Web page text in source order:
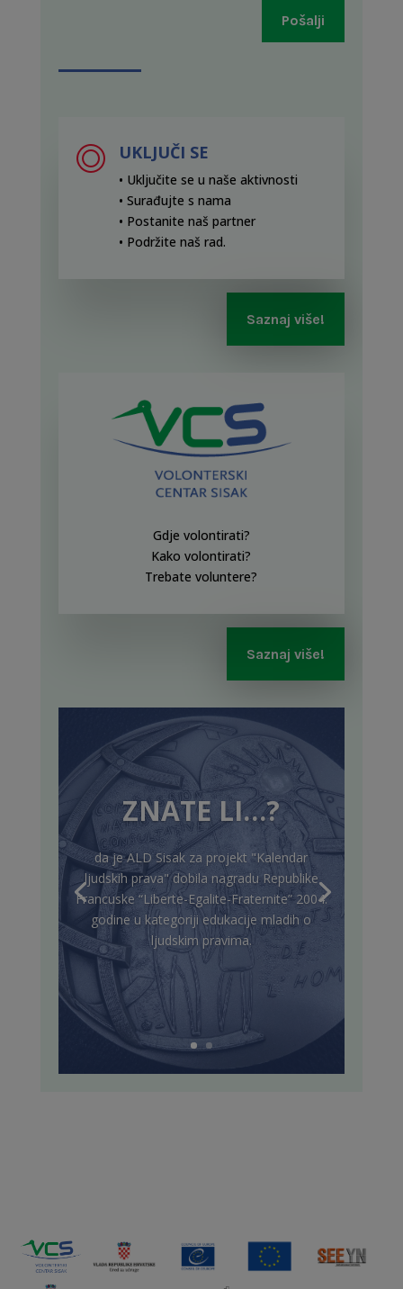
Pošalji
UKLJUČI SE
• Uključite se u naše aktivnosti
• Surađujte s nama
• Postanite naš partner
• Podržite naš rad.
Saznaj više!
Gdje volontirati?
Kako volontirati?
Trebate voluntere?
Saznaj više!
ZNATE LI…?
da je ALD Sisak za projekt "Kalendar
ljudskih prava" dobila nagradu Republike
Francuske “Liberte-Egalite-Fraternite” 2004.
godine u kategoriji edukacije mladih o
ljudskim pravima.